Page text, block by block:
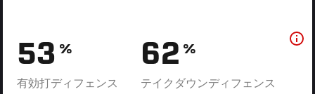
53 %
有効打ディフェンス
62 %
テイクダウンディフェンス